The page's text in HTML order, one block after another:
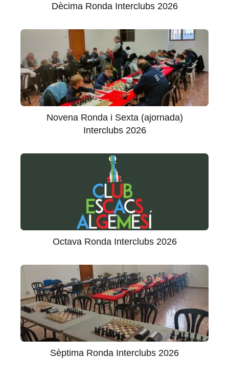
Dècima Ronda Interclubs 2026
Novena Ronda i Sexta (ajornada)
Interclubs 2026
Octava Ronda Interclubs 2026
Sèptima Ronda Interclubs 2026